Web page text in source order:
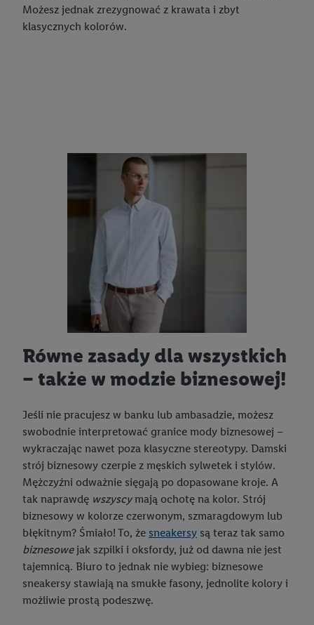
Możesz jednak zrezygnować z krawata i zbyt
klasycznych kolorów.
Równe zasady dla wszystkich
– także w modzie biznesowej!
Jeśli nie pracujesz w banku lub ambasadzie, możesz
swobodnie interpretować granice mody biznesowej –
wykraczając nawet poza klasyczne stereotypy. Damski
strój biznesowy czerpie z męskich sylwetek i stylów.
Mężczyźni odważnie sięgają po dopasowane kroje. A
tak naprawdę wszyscymają ochotę na kolor. Strój
biznesowy w kolorze czerwonym, szmaragdowym lub
błękitnym? Śmiało! To, że sneakersy są teraz tak samo
biznesowejak szpilki i oksfordy, już od dawna nie jest
tajemnicą. Biuro to jednak nie wybieg: biznesowe
sneakersy stawiają na smukłe fasony, jednolite kolory i
możliwie prostą podeszwę.